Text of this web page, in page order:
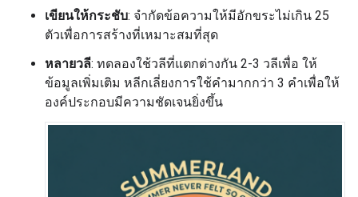
เขียนให้กระชับ: จำกัดข้อความให้มีอักขระไม่เกิน 25
ตัวเพื่อการสร้างที่เหมาะสมที่สุด
หลายวลี: ทดลองใช้วลีที่แตกต่างกัน 2-3 วลีเพื่อ ให้
ข้อมูลเพิ่มเติม หลีกเลี่ยงการใช้คำมากกว่า 3 คำเพื่อให้
องค์ประกอบมีความชัดเจนยิ่งขึ้น